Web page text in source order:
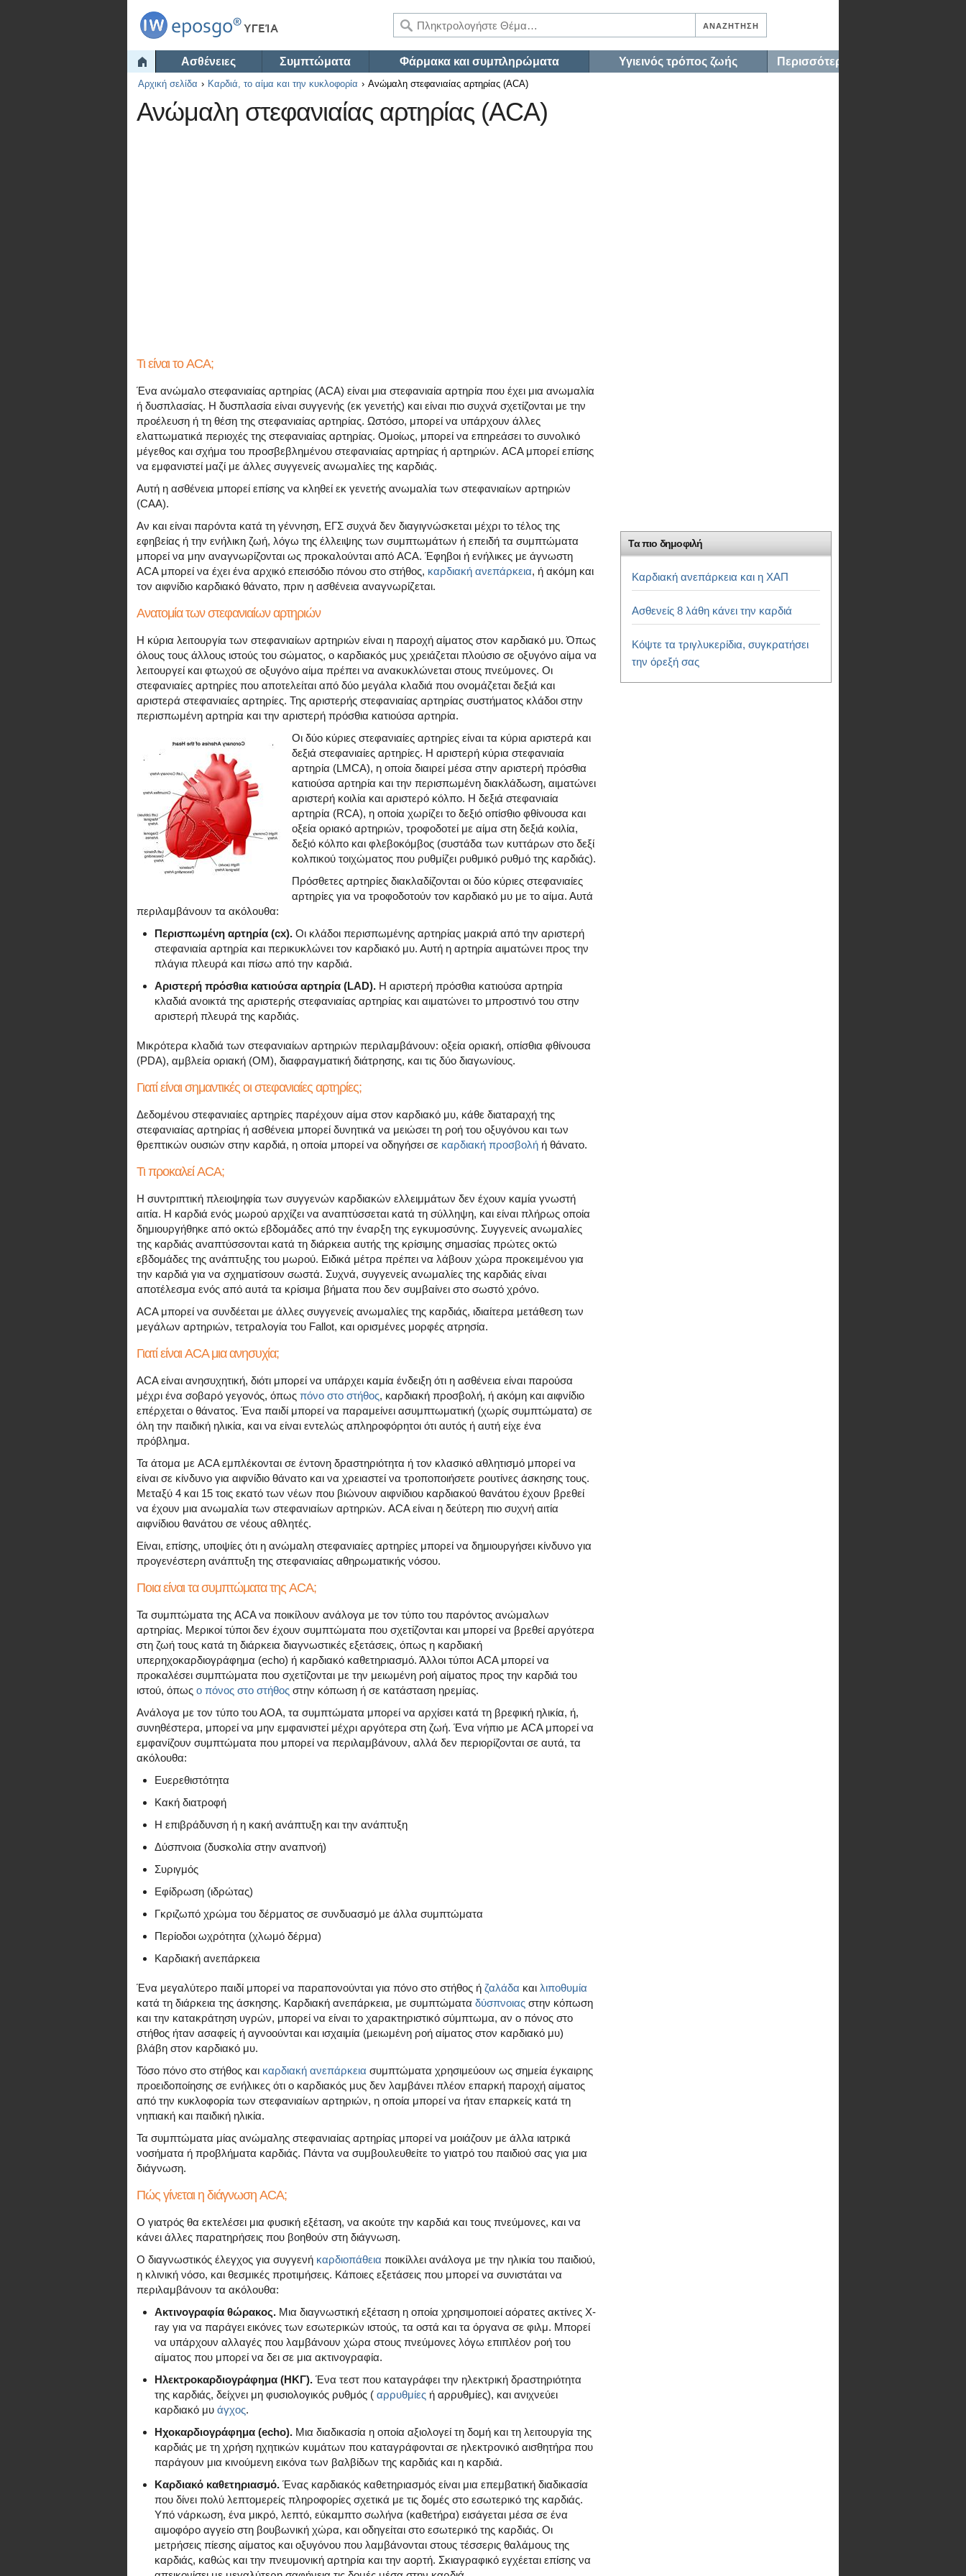
Ασθένειες Συμπτώματα Φάρμακα και συμπληρώματα Υγιεινός τρόπος ζωής Περισσότερα…
Αρχική σελίδα Καρδιά, το αίμα και την κυκλοφορία Ανώμαλη στεφανιαίας αρτηρίας (ACA)
Ανώμαλη στεφανιαίας αρτηρίας (ACA)
Τι είναι το ACA;
Ένα ανώμαλο στεφανιαίας αρτηρίας (ACA) είναι μια στεφανιαία αρτηρία που έχει μια ανωμαλία
ή δυσπλασίας. Η δυσπλασία είναι συγγενής (εκ γενετής) και είναι πιο συχνά σχετίζονται με την
προέλευση ή τη θέση της στεφανιαίας αρτηρίας. Ωστόσο, μπορεί να υπάρχουν άλλες
ελαττωματικά περιοχές της στεφανιαίας αρτηρίας. Ομοίως, μπορεί να επηρεάσει το συνολικό
μέγεθος και σχήμα του προσβεβλημένου στεφανιαίας αρτηρίας ή αρτηριών. ACA μπορεί επίσης
να εμφανιστεί μαζί με άλλες συγγενείς ανωμαλίες της καρδιάς.
Αυτή η ασθένεια μπορεί επίσης να κληθεί εκ γενετής ανωμαλία των στεφανιαίων αρτηριών
(CAA).
Αν και είναι παρόντα κατά τη γέννηση, ΕΓΣ συχνά δεν διαγιγνώσκεται μέχρι το τέλος της
εφηβείας ή την ενήλικη ζωή, λόγω της έλλειψης των συμπτωμάτων ή επειδή τα συμπτώματα
μπορεί να μην αναγνωρίζονται ως προκαλούνται από ACA. Έφηβοι ή ενήλικες με άγνωστη
ACA μπορεί να έχει ένα αρχικό επεισόδιο πόνου στο στήθος, καρδιακή ανεπάρκεια, ή ακόμη και
τον αιφνίδιο καρδιακό θάνατο, πριν η ασθένεια αναγνωρίζεται.
Ανατομία των στεφανιαίων αρτηριών
Η κύρια λειτουργία των στεφανιαίων αρτηριών είναι η παροχή αίματος στον καρδιακό μυ. Όπως
όλους τους άλλους ιστούς του σώματος, ο καρδιακός μυς χρειάζεται πλούσιο σε οξυγόνο αίμα να
λειτουργεί και φτωχού σε οξυγόνο αίμα πρέπει να ανακυκλώνεται στους πνεύμονες. Οι
στεφανιαίες αρτηρίες που αποτελείται από δύο μεγάλα κλαδιά που ονομάζεται δεξιά και
αριστερά στεφανιαίες αρτηρίες. Της αριστερής στεφανιαίας αρτηρίας συστήματος κλάδοι στην
περισπωμένη αρτηρία και την αριστερή πρόσθια κατιούσα αρτηρία.
Οι δύο κύριες στεφανιαίες αρτηρίες είναι τα κύρια αριστερά και
δεξιά στεφανιαίες αρτηρίες. Η αριστερή κύρια στεφανιαία
αρτηρία (LMCA), η οποία διαιρεί μέσα στην αριστερή πρόσθια
κατιούσα αρτηρία και την περισπωμένη διακλάδωση, αιματώνει
αριστερή κοιλία και αριστερό κόλπο. Η δεξιά στεφανιαία
αρτηρία (RCA), η οποία χωρίζει το δεξιό οπίσθιο φθίνουσα και
οξεία οριακό αρτηριών, τροφοδοτεί με αίμα στη δεξιά κοιλία,
δεξιό κόλπο και φλεβοκόμβος (συστάδα των κυττάρων στο δεξί
κολπικού τοιχώματος που ρυθμίζει ρυθμικό ρυθμό της καρδιάς).
Πρόσθετες αρτηρίες διακλαδίζονται οι δύο κύριες στεφανιαίες
αρτηρίες για να τροφοδοτούν τον καρδιακό μυ με το αίμα. Αυτά
περιλαμβάνουν τα ακόλουθα:
Περισπωμένη αρτηρία (cx). Οι κλάδοι περισπωμένης αρτηρίας μακριά από την αριστερή
στεφανιαία αρτηρία και περικυκλώνει τον καρδιακό μυ. Αυτή η αρτηρία αιματώνει προς την
πλάγια πλευρά και πίσω από την καρδιά.
Αριστερή πρόσθια κατιούσα αρτηρία (LAD). Η αριστερή πρόσθια κατιούσα αρτηρία
κλαδιά ανοικτά της αριστερής στεφανιαίας αρτηρίας και αιματώνει το μπροστινό του στην
αριστερή πλευρά της καρδιάς.
Μικρότερα κλαδιά των στεφανιαίων αρτηριών περιλαμβάνουν: οξεία οριακή, οπίσθια φθίνουσα
(PDA), αμβλεία οριακή (OM), διαφραγματική διάτρησης, και τις δύο διαγωνίους.
Γιατί είναι σημαντικές οι στεφανιαίες αρτηρίες;
Δεδομένου στεφανιαίες αρτηρίες παρέχουν αίμα στον καρδιακό μυ, κάθε διαταραχή της
στεφανιαίας αρτηρίας ή ασθένεια μπορεί δυνητικά να μειώσει τη ροή του οξυγόνου και των
θρεπτικών ουσιών στην καρδιά, η οποία μπορεί να οδηγήσει σε καρδιακή προσβολή ή θάνατο.
Τι προκαλεί ACA;
Η συντριπτική πλειοψηφία των συγγενών καρδιακών ελλειμμάτων δεν έχουν καμία γνωστή
αιτία. Η καρδιά ενός μωρού αρχίζει να αναπτύσσεται κατά τη σύλληψη, και είναι πλήρως οποία
δημιουργήθηκε από οκτώ εβδομάδες από την έναρξη της εγκυμοσύνης. Συγγενείς ανωμαλίες
της καρδιάς αναπτύσσονται κατά τη διάρκεια αυτής της κρίσιμης σημασίας πρώτες οκτώ
εβδομάδες της ανάπτυξης του μωρού. Ειδικά μέτρα πρέπει να λάβουν χώρα προκειμένου για
την καρδιά για να σχηματίσουν σωστά. Συχνά, συγγενείς ανωμαλίες της καρδιάς είναι
αποτέλεσμα ενός από αυτά τα κρίσιμα βήματα που δεν συμβαίνει στο σωστό χρόνο.
ACA μπορεί να συνδέεται με άλλες συγγενείς ανωμαλίες της καρδιάς, ιδιαίτερα μετάθεση των
μεγάλων αρτηριών, τετραλογία του Fallot, και ορισμένες μορφές ατρησία.
Γιατί είναι ACA μια ανησυχία;
ACA είναι ανησυχητική, διότι μπορεί να υπάρχει καμία ένδειξη ότι η ασθένεια είναι παρούσα
μέχρι ένα σοβαρό γεγονός, όπως πόνο στο στήθος, καρδιακή προσβολή, ή ακόμη και αιφνίδιο
επέρχεται ο θάνατος. Ένα παιδί μπορεί να παραμείνει ασυμπτωματική (χωρίς συμπτώματα) σε
όλη την παιδική ηλικία, και να είναι εντελώς απληροφόρητοι ότι αυτός ή αυτή είχε ένα
πρόβλημα.
Τα άτομα με ACA εμπλέκονται σε έντονη δραστηριότητα ή τον κλασικό αθλητισμό μπορεί να
είναι σε κίνδυνο για αιφνίδιο θάνατο και να χρειαστεί να τροποποιήσετε ρουτίνες άσκησης τους.
Μεταξύ 4 και 15 τοις εκατό των νέων που βιώνουν αιφνίδιου καρδιακού θανάτου έχουν βρεθεί
να έχουν μια ανωμαλία των στεφανιαίων αρτηριών. ACA είναι η δεύτερη πιο συχνή αιτία
αιφνίδιου θανάτου σε νέους αθλητές.
Είναι, επίσης, υποψίες ότι η ανώμαλη στεφανιαίες αρτηρίες μπορεί να δημιουργήσει κίνδυνο για
προγενέστερη ανάπτυξη της στεφανιαίας αθηρωματικής νόσου.
Ποια είναι τα συμπτώματα της ACA;
Τα συμπτώματα της ACA να ποικίλουν ανάλογα με τον τύπο του παρόντος ανώμαλων
αρτηρίας. Μερικοί τύποι δεν έχουν συμπτώματα που σχετίζονται και μπορεί να βρεθεί αργότερα
στη ζωή τους κατά τη διάρκεια διαγνωστικές εξετάσεις, όπως η καρδιακή
υπερηχοκαρδιογράφημα (echo) ή καρδιακό καθετηριασμό. Άλλοι τύποι ACA μπορεί να
προκαλέσει συμπτώματα που σχετίζονται με την μειωμένη ροή αίματος προς την καρδιά του
ιστού, όπως ο πόνος στο στήθος στην κόπωση ή σε κατάσταση ηρεμίας.
Ανάλογα με τον τύπο του ΑΟΑ, τα συμπτώματα μπορεί να αρχίσει κατά τη βρεφική ηλικία, ή,
συνηθέστερα, μπορεί να μην εμφανιστεί μέχρι αργότερα στη ζωή. Ένα νήπιο με ACA μπορεί να
εμφανίζουν συμπτώματα που μπορεί να περιλαμβάνουν, αλλά δεν περιορίζονται σε αυτά, τα
ακόλουθα:
Ευερεθιστότητα
Κακή διατροφή
Η επιβράδυνση ή η κακή ανάπτυξη και την ανάπτυξη
Δύσπνοια (δυσκολία στην αναπνοή)
Συριγμός
Εφίδρωση (ιδρώτας)
Γκριζωπό χρώμα του δέρματος σε συνδυασμό με άλλα συμπτώματα
Περίοδοι ωχρότητα (χλωμό δέρμα)
Καρδιακή ανεπάρκεια
Ένα μεγαλύτερο παιδί μπορεί να παραπονούνται για πόνο στο στήθος ή ζαλάδα και λιποθυμία
κατά τη διάρκεια της άσκησης. Καρδιακή ανεπάρκεια, με συμπτώματα δύσπνοιας στην κόπωση
και την κατακράτηση υγρών, μπορεί να είναι το χαρακτηριστικό σύμπτωμα, αν ο πόνος στο
στήθος ήταν ασαφείς ή αγνοούνται και ισχαιμία (μειωμένη ροή αίματος στον καρδιακό μυ)
βλάβη στον καρδιακό μυ.
Τόσο πόνο στο στήθος και καρδιακή ανεπάρκεια συμπτώματα χρησιμεύουν ως σημεία έγκαιρης
προειδοποίησης σε ενήλικες ότι ο καρδιακός μυς δεν λαμβάνει πλέον επαρκή παροχή αίματος
από την κυκλοφορία των στεφανιαίων αρτηριών, η οποία μπορεί να ήταν επαρκείς κατά τη
νηπιακή και παιδική ηλικία.
Τα συμπτώματα μίας ανώμαλης στεφανιαίας αρτηρίας μπορεί να μοιάζουν με άλλα ιατρικά
νοσήματα ή προβλήματα καρδιάς. Πάντα να συμβουλευθείτε το γιατρό του παιδιού σας για μια
διάγνωση.
Πώς γίνεται η διάγνωση ACA;
Ο γιατρός θα εκτελέσει μια φυσική εξέταση, να ακούτε την καρδιά και τους πνεύμονες, και να
κάνει άλλες παρατηρήσεις που βοηθούν στη διάγνωση.
Ο διαγνωστικός έλεγχος για συγγενή καρδιοπάθεια ποικίλλει ανάλογα με την ηλικία του παιδιού,
η κλινική νόσο, και θεσμικές προτιμήσεις. Κάποιες εξετάσεις που μπορεί να συνιστάται να
περιλαμβάνουν τα ακόλουθα:
Ακτινογραφία θώρακος. Μια διαγνωστική εξέταση η οποία χρησιμοποιεί αόρατες ακτίνες X-
ray για να παράγει εικόνες των εσωτερικών ιστούς, τα οστά και τα όργανα σε φιλμ. Μπορεί
να υπάρχουν αλλαγές που λαμβάνουν χώρα στους πνεύμονες λόγω επιπλέον ροή του
αίματος που μπορεί να δει σε μια ακτινογραφία.
Ηλεκτροκαρδιογράφημα (ΗΚΓ). Ένα τεστ που καταγράφει την ηλεκτρική δραστηριότητα
της καρδιάς, δείχνει μη φυσιολογικός ρυθμός ( αρρυθμίες ή αρρυθμίες), και ανιχνεύει
καρδιακό μυ άγχος.
Ηχοκαρδιογράφημα (echo). Μια διαδικασία η οποία αξιολογεί τη δομή και τη λειτουργία της
καρδιάς με τη χρήση ηχητικών κυμάτων που καταγράφονται σε ηλεκτρονικό αισθητήρα που
παράγουν μια κινούμενη εικόνα των βαλβίδων της καρδιάς και η καρδιά.
Καρδιακό καθετηριασμό. Ένας καρδιακός καθετηριασμός είναι μια επεμβατική διαδικασία
που δίνει πολύ λεπτομερείς πληροφορίες σχετικά με τις δομές στο εσωτερικό της καρδιάς.
Υπό νάρκωση, ένα μικρό, λεπτό, εύκαμπτο σωλήνα (καθετήρα) εισάγεται μέσα σε ένα
αιμοφόρο αγγείο στη βουβωνική χώρα, και οδηγείται στο εσωτερικό της καρδιάς. Οι
μετρήσεις πίεσης αίματος και οξυγόνου που λαμβάνονται στους τέσσερις θαλάμους της
καρδιάς, καθώς και την πνευμονική αρτηρία και την αορτή. Σκιαγραφικό εγχέεται επίσης να
Τα πιο δημοφιλή
Καρδιακή ανεπάρκεια και η ΧΑΠ
Ασθενείς 8 λάθη κάνει την καρδιά
Κόψτε τα τριγλυκερίδια, συγκρατήσει
την όρεξή σας